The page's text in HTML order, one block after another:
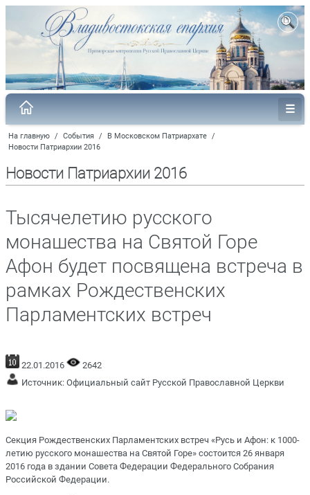
На главную / События / В Московском Патриархате /
Новости Патриархии 2016
Новости Патриархии 2016
Тысячелетию русского
монашества на Святой Горе
Афон будет посвящена встреча в
рамках Рождественских
Парламентских встреч
22.01.2016
2642
Источник: Официальный сайт Русской Православной Церкви
Секция Рождественских Парламентских встреч «Русь и Афон: к 1000-
летию русского монашества на Святой Горе» состоится 26 января
2016 года в здании Совета Федерации Федерального Собрания
Российской Федерации.